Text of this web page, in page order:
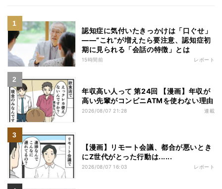
認知症に気付いたきっかけは「口ぐせ」
――“これ”が増えたら要注意、認知症初
期に見られる「会話の特徴」とは
15時間前 レポート
年収高い人って 第24回 【漫画】年収が
高い先輩がコンビニATMを使わない理由
2026/08/07 21:28 連載
【漫画】リモート会議、都合が悪いとき
にZ世代がとった行動は......
2026/08/07 16:03 レポート